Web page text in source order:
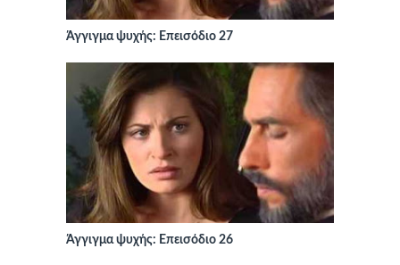
Άγγιγμα ψυχής: Επεισόδιο 27
Άγγιγμα ψυχής: Επεισόδιο 26